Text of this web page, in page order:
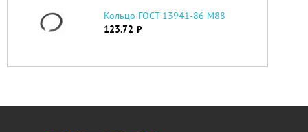
Кольцо ГОСТ 13941-86 М88
123.72 руб.